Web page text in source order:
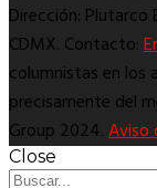
Dirección: Plutarco
CDMX. Contacto:
columnistas en los
precisamente del
Group 2024.Aviso
Close